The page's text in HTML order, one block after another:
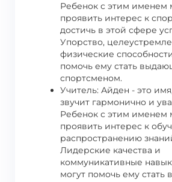
Ребенок с этим именем
проявить интерес к
достичь в этой сфере
Упорство,
физические
помочь ему стать
спортсменом.
Учитель: Айден - это
звучит гармонично и
Ребенок с этим именем
проявить интерес к
распространению
Лидерские качества и
коммуникативные
могут помочь ему стать